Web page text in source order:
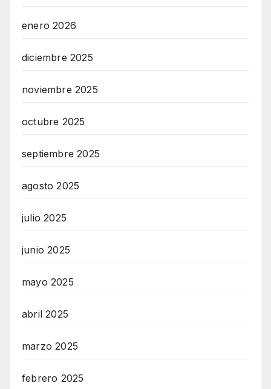
enero 2026
diciembre 2025
noviembre 2025
octubre 2025
septiembre 2025
agosto 2025
julio 2025
junio 2025
mayo 2025
abril 2025
marzo 2025
febrero 2025